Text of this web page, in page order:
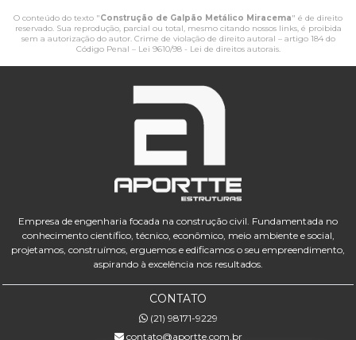
O conteúdo do texto "Construção de Galpão Metálico Miracema" é de direito
reservado. Sua reprodução, parcial ou total, mesmo citando nossos links, é proibida
sem a autorização do autor. Crime de violação de direito autoral – artigo 184 do
Código Penal – Lei 9610/98 - Lei de direitos autorais.
Empresa de engenharia focada na construção civil. Fundamentada no
conhecimento científico, técnico, econômico, meio ambiente e social,
projetamos, construímos, erguemos e edificamos o seu empreendimento,
aspirando à excelência nos resultados.
CONTATO
(21) 98171-9229
contato@aportte.com.br